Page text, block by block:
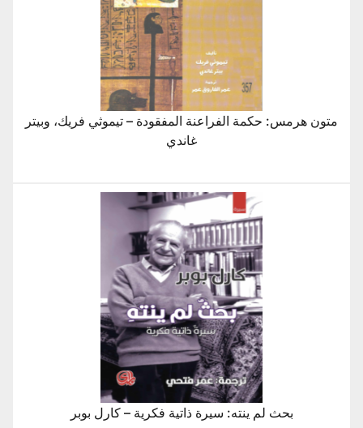
متون هرمس: حكمة الفراعنة المفقودة – تيموثي فريك، وبيتر
غاندي
بحث لم ينته: سيرة ذاتية فكرية – كارل بوبر